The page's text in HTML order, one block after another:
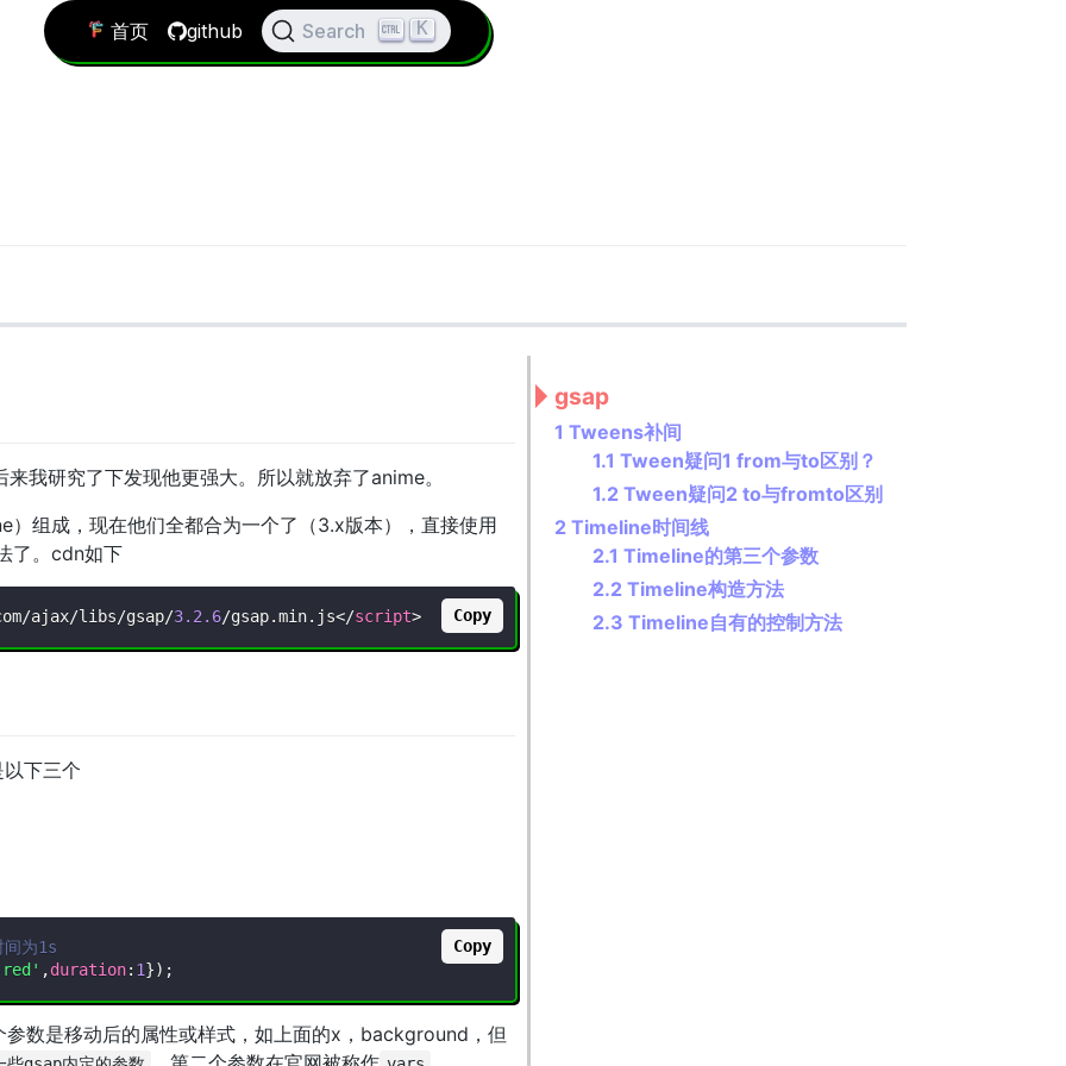
首页 github Search K
我研究了下发现他更强大。所以就放弃了anime。
组成，现在他们全都合为一个了（3.x版本），直接使用
了。cdn如下
/ajax/libs/gsap/3.2 .6/gsap.min. js</script> Copy
下三个
为1s
,duration: 1}) ;
Copy
数是移动后的属性或样式，如上面的x，background，但
gsap
1 Tweens补间
1.1 Tween疑问1 from与to区别？
1.2 Tween疑问2 to与fromto区别
2 Timeline时间线
2.1 Timeline的第三个参数
2.2 Timeline构造方法
2.3 Timeline自有的控制方法